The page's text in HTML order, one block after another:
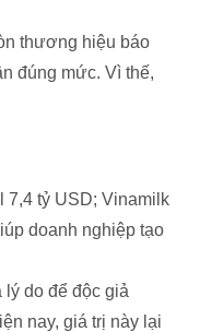
thương hiệu báo
đúng mức. Vì thế,
tỷ USD; Vinamilk
doanh nghiệp tạo
do để độc giả
nay, giá trị này lại